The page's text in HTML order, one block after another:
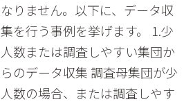
なりません。以下に、データ収
集を行う事例を挙げます。 1.少
人数または調査しやすい集団か
らのデータ収集 調査母集団が少
人数の場合、または調査しやす